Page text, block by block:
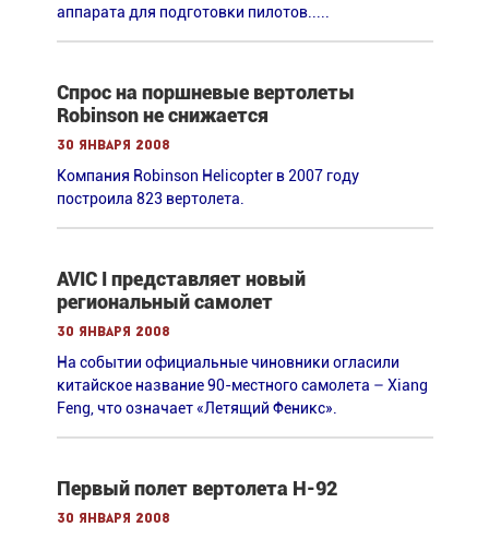
аппарата для подготовки пилотов.....
Спрос на поршневые вертолеты
Robinson не снижается
30 января 2008
Компания Robinson Helicopter в 2007 году
построила 823 вертолета.
AVIC I представляет новый
региональный самолет
30 января 2008
На событии официальные чиновники огласили
китайское название 90-местного самолета – Xiang
Feng, что означает «Летящий Феникс».
Первый полет вертолета H-92
30 января 2008